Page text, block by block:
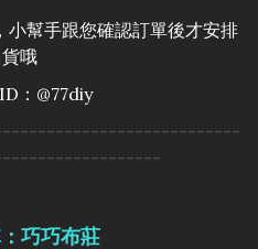
幫手跟您確認訂單後才安排
哦
：@77diy
巧巧布莊